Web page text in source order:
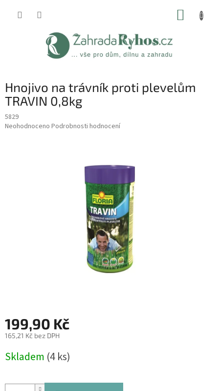
Hnojivo na trávník proti plevelům
TRAVIN 0,8kg
5829
Průměrné
Neohodnoceno Podrobnosti hodnocení
199,90 Kč
165,21 Kč bez DPH
cena:
Skladem (4 ks)